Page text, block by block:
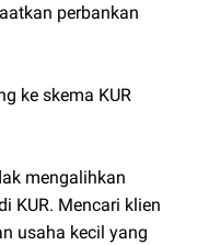
perbankan
ke skema KUR
mengalihkan
KUR. Mencari klien
usaha kecil yang